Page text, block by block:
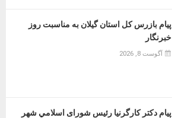
پیام بازرس کل استان گیلان به مناسبت روز
خبرنگار
آگوست 8, 2026
پیام دکتر کارگرنیا رئیس شورای اسلامي شهر